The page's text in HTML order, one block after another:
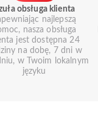
obsługa klienta
najlepszą
nasza obsługa
jest dostępna 24
na dobę, 7 dni w
w Twoim lokalnym
języku